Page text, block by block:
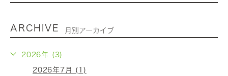
ARCHIVE 月別アーカイブ
2026年 (3)
2026年7月 (1)